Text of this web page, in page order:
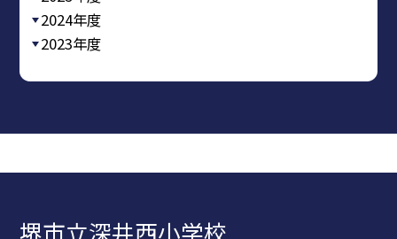
2024年度
2023年度
堺市立深井西小学校